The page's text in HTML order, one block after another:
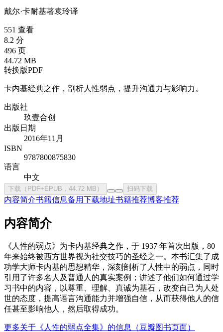
戴尔·卡耐基著袁玲译
551 查看
8.2 分
496 页
44.72 MB
转换版PDF
卡内基经典之作，剖析人性弱点，提升沟通力与影响力。
出版社
玖壹合创
出版日期
2016年11月
ISBN
9787800875830
语言
中文
下载（PDF+EPUB，44.72 MB） 扫码下载
内容简介书籍信息备用下载地址书籍推荐博客推荐
内容简介
《人性的弱点》为卡内基经典之作，于 1937 年首次出版，80
年来始终被西方世界视为社交技巧的圣经之一。本书汇集了成
功学大师卡内基的思想精华，深刻剖析了人性中的弱点，同时
引用了许多名人及普通人的真实案例；讲述了他们如何通过学
习书中的内容，以尊重、理解、真诚为基石，改变自己为人处
世的态度，提高语言沟通能力并增强自信，从而获得他人的信
任甚至影响他人，然后取得成功。
更多关于《人性的弱点全集》的信息（豆瓣图书页面）